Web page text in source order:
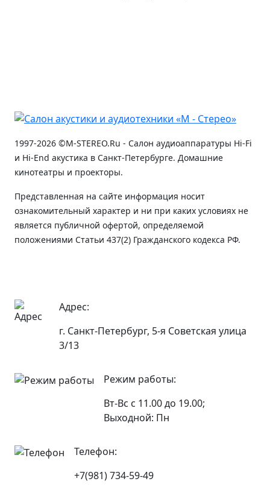
1997-2026 ©M-STEREO.Ru - Салон аудиоаппаратуры Hi-Fi
и Hi-End акустика в Санкт-Петербурге. Домашние
кинотеатры и проекторы.
Представленная на сайте информация носит
ознакомительный характер и ни при каких условиях не
является публичной офертой, определяемой
положениями Статьи 437(2) Гражданского кодекса РФ.
Адрес:
г. Санкт-Петербург, 5-я Советская улица
3/13
Режим работы:
Вт-Вс с 11.00 до 19.00;
Выходной: Пн
Телефон:
+7(981) 734-59-49